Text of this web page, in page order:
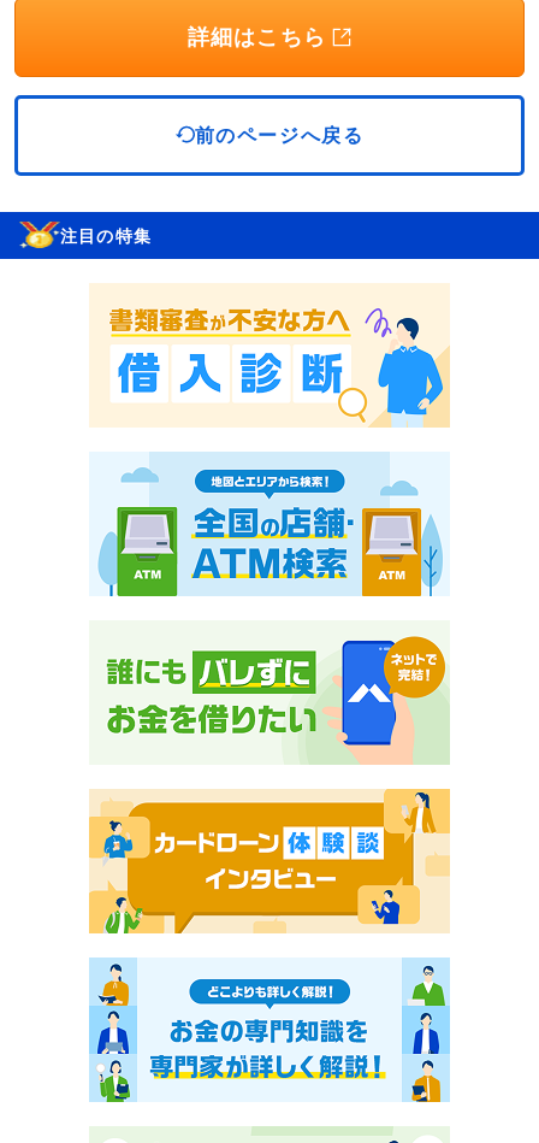
詳細はこちら
前のページへ戻る
注目の特集